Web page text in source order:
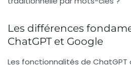
Les différences
ChatGPT et Google
Les fonctionnalités de ChatGPT